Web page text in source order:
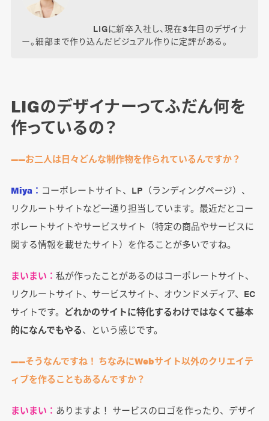
LIGに新卒入社し、現在3年目のデザイナ
ー。細部まで作り込んだビジュアル作りに定評がある。
LIGのデザイナーってふだん何を
作っているの？
――お二人は日々どんな制作物を作られているんですか？
Miya： コーポレートサイト、LP（ランディングページ）、
リクルートサイトなど一通り担当しています。最近だとコー
ポレートサイトやサービスサイト（特定の商品やサービスに
関する情報を載せたサイト）を作ることが多いですね。
まいまい： 私が作ったことがあるのはコーポレートサイト、
リクルートサイト、サービスサイト、オウンドメディア、EC
サイトです。 どれかのサイトに特化するわけではなくて基本
的になんでもやる、という感じです。
――そうなんですね！ ちなみにWebサイト以外のクリエイテ
ィブを作ることもあるんですか？
まいまい： ありますよ！ サービスのロゴを作ったり、デザイ